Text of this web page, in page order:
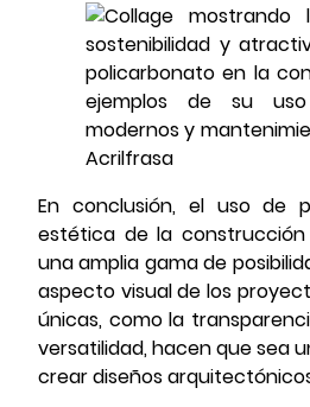
En conclusión, el uso de
estética de la
una amplia gama de
aspecto visual de los
únicas, como la
versatilidad, hacen que sea
crear diseños